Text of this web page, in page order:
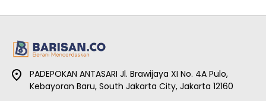
PADEPOKAN ANTASARI Jl. Brawijaya XI No. 4A Pulo,
Kebayoran Baru, South Jakarta City, Jakarta 12160